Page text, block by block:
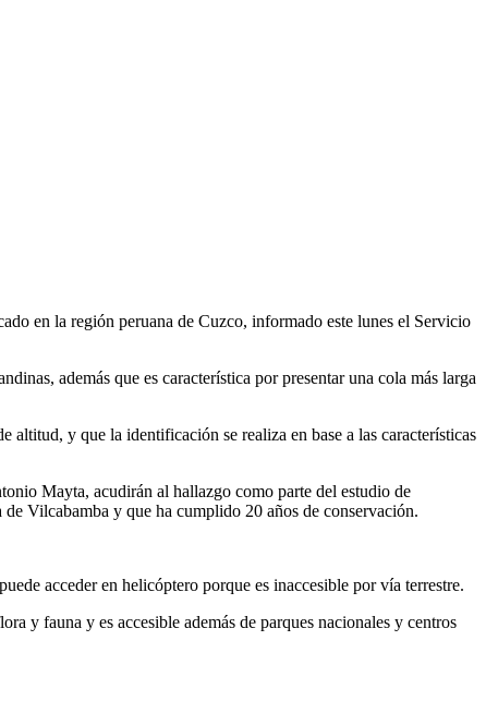
en la región peruana de Cuzco, informado este lunes el Servicio
además que es característica por presentar una cola más larga
altitud, y que la identificación se realiza en base a las características
Mayta, acudirán al hallazgo como parte del estudio de
Vilcabamba y que ha cumplido 20 años de conservación.
acceder en helicóptero porque es inaccesible por vía terrestre.
y fauna y es accesible además de parques nacionales y centros